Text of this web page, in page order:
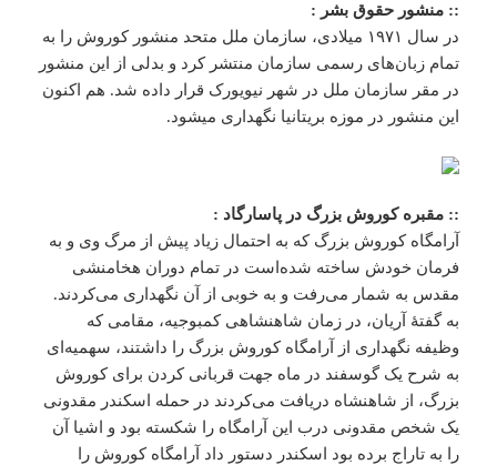
:: منشور حقوق بشر :
در سال ۱۹۷۱ میلادی، سازمان ملل متحد منشور کوروش را به
تمام زبان‌های رسمی سازمان منتشر کرد و بدلی از این منشور
در مقر سازمان ملل در شهر نیویورک قرار داده شد. هم اکنون
این منشور در موزه بریتانیا نگهداری میشود.
:: مقبره کوروش بزرگ در پاسارگاد :
آرامگاه کوروش بزرگ که به احتمال زیاد پیش از مرگ وی و به
فرمان خودش ساخته شده‌است در تمام دوران هخامنشی
مقدس به شمار می‌رفت و به خوبی از آن نگهداری می‌کردند.
به گفتهٔ آریان، در زمان شاهنشاهی کمبوجیه، مقامی که
وظیفه نگهداری از آرامگاه کوروش بزرگ را داشتند، سهمیه‌ای
به شرح یک گوسفند در ماه جهت قربانی کردن برای کوروش
بزرگ، از شاهنشاه دریافت می‌کردند در حمله اسکندر مقدونی
یک شخص مقدونی درب این آرامگاه را شکسته بود و اشیا آن
را به تاراج برده بود اسکندر دستور داد آرامگاه کوروش را